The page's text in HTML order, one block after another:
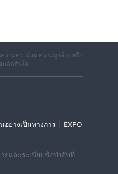
วามครบถ้วน ความถูกต้อง หรือ
นตัดสินใจ
อย่างเป็นทางการ
EXPO
ยและระเบียบข้อบังคับที่